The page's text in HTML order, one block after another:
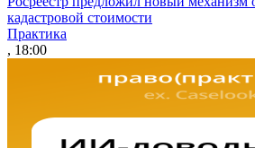
кадастровой стоимости
Практика
, 18:00